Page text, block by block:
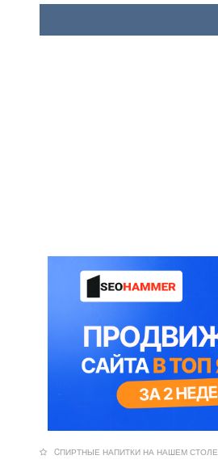
CПИРТНЫЕ НАПИТКИ НА НАШЕМ СТОЛЕ